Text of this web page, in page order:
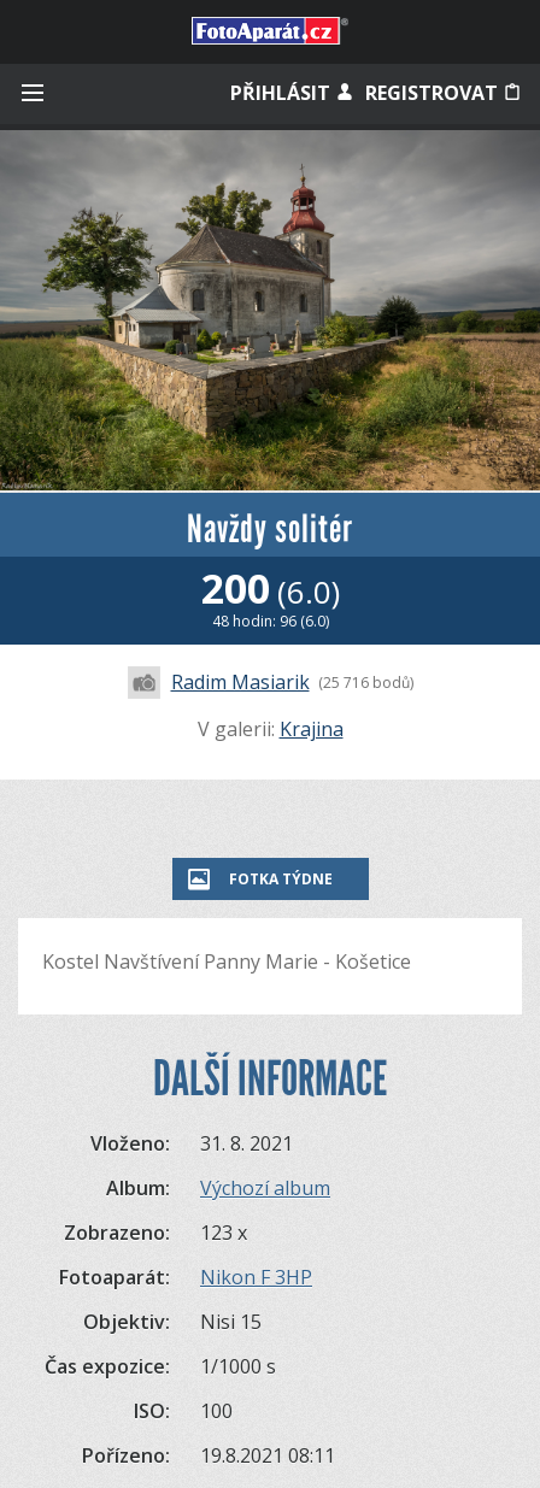
PŘIHLÁSIT REGISTROVAT
Zapamatovat
Zapomněli jste heslo?
Měli jste účet na starém webu?
Navždy solitér
200 (6.0)
48 hodin: 96 (6.0)
Radim Masiarik (25 716 bodů)
V galerii: Krajina
FOTKA TÝDNE
Kostel Navštívení Panny Marie - Košetice
DALŠÍ INFORMACE
Vloženo:
31. 8. 2021
Album:
Výchozí album
Zobrazeno:
123 x
Fotoaparát:
Nikon F 3HP
Objektiv:
Nisi 15
Čas expozice:
1/1000 s
ISO:
100
Pořízeno:
19.8.2021 08:11